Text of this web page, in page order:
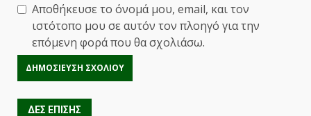
Αποθήκευσε το όνομά μου, email, και τον
ιστότοπο μου σε αυτόν τον πλοηγό για την
επόμενη φορά που θα σχολιάσω.
ΔΕΣ ΕΠΙΣΗΣ